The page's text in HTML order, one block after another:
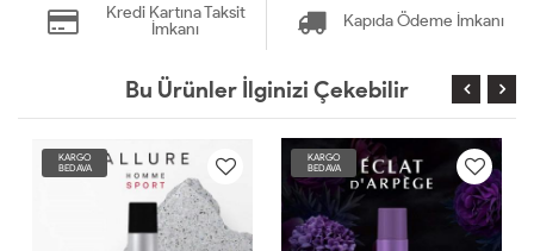
Kredi Kartına Taksit
İmkanı
Kapıda Ödeme İmkanı
Bu Ürünler İlginizi Çekebilir
KARGO
BEDAVA
KARGO
BEDAVA